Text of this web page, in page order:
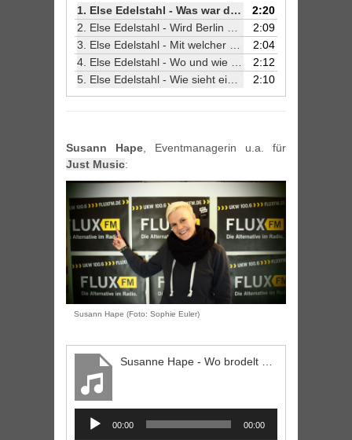
1. Else Edelstahl - Was war das Erste, was du in Berlin gemacht hast?
2:20
2. Else Edelstahl - Wird Berlin auch in 10 Jahren noch interessant sein?
2:09
3. Else Edelstahl - Mit welcher Berliner_in würdest du gerne um die Häuser ziehen?
2:04
4. Else Edelstahl - Wo und wie war deine erste Berliner Cluberfahrung?
2:12
5. Else Edelstahl - Wie sieht ein perfektes Wochenende aus? 2:10
Susann Hape , Eventmanagerin u.a. für
Just Music:
Susann Hape (Foto: Sophie Euler)
Susanne Hape - Wo brodelt die Musikszene gerade in Berlin?
Audio
Player
00:00 00:00